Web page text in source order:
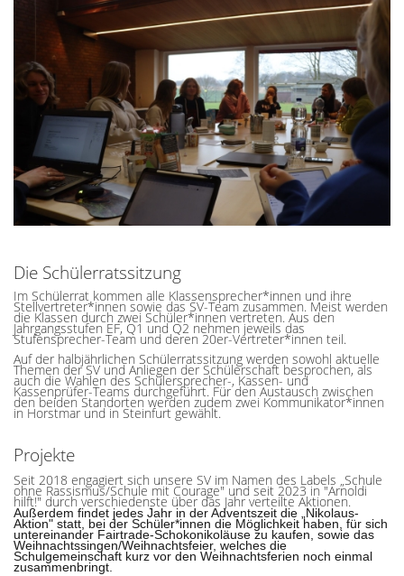
Die Schülerratssitzung
Im Schülerrat kommen alle Klassensprecher*innen und ihre
Stellvertreter*innen sowie das SV-Team zusammen. Meist werden
die Klassen durch zwei Schüler*innen vertreten. Aus den
Jahrgangsstufen EF, Q1 und Q2 nehmen jeweils das
Stufensprecher-Team und deren 20er-Vertreter*innen teil.
Auf der halbjährlichen Schülerratssitzung werden sowohl aktuelle
Themen der SV und Anliegen der Schülerschaft besprochen, als
auch die Wahlen des Schülersprecher-, Kassen- und
Kassenprüfer-Teams durchgeführt. Für den Austausch zwischen
den beiden Standorten werden zudem zwei Kommunikator*innen
in Horstmar und in Steinfurt gewählt.
Projekte
Seit 2018 engagiert sich unsere SV im Namen des Labels „Schule
ohne Rassismus/Schule mit Courage" und seit 2023 in "Arnoldi
hilft!" durch verschiedenste über das Jahr verteilte Aktionen.
Außerdem findet jedes Jahr in der Adventszeit die „Nikolaus-
Aktion" statt, bei der Schüler*innen die Möglichkeit haben, für sich
untereinander Fairtrade-Schokonikoläuse zu kaufen, sowie das
Weihnachtssingen/Weihnachtsfeier, welches die
Schulgemeinschaft kurz vor den Weihnachtsferien noch einmal
zusammenbringt.